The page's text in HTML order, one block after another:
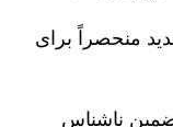
منحصراً برای
ناشناس